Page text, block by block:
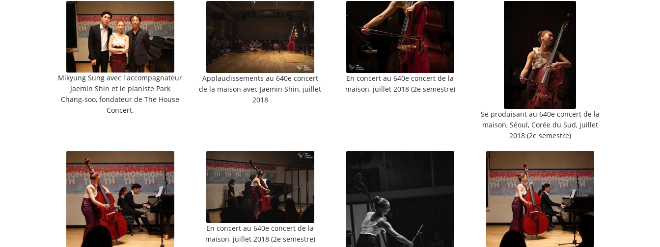
Mikyung Sung avec l'accompagnateur
Jaemin Shin et le pianiste Park
Chang-soo, fondateur de The House
Concert.
Applaudissements au 640e concert
de la maison avec Jaemin Shin, juillet
2018
En concert au 640e concert de la
maison, juillet 2018 (2e semestre)
Se produisant au 640e concert de la
maison, Séoul, Corée du Sud, juillet
2018 (2e semestre)
En concert au 640e concert de la
maison, juillet 2018 (2e semestre)